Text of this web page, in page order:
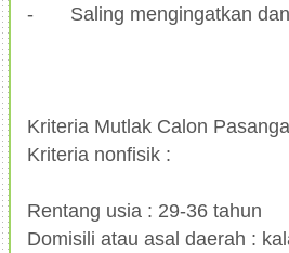
-
Saling mengingatkan
Kriteria Mutlak Calon
Kriteria nonfisik :
Rentang usia : 29-36 tahun
Domisili atau asal daerah :